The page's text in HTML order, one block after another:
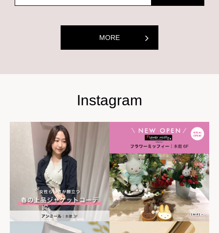
MORE
世界の山ちゃん 世界の山ちゃん
[居酒屋]
Instagram